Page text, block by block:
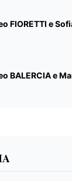
FIORETTI e
BALERCIA e